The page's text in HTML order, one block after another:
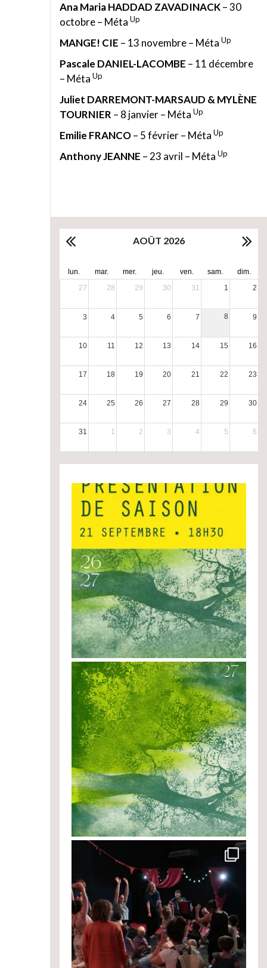
Ana Maria HADDAD ZAVADINACK– 30
octobre – Méta Up
MANGE! CIE – 13 novembre – Méta Up
Pascale DANIEL-LACOMBE – 11 décembre
– Méta Up
Juliet DARREMONT-MARSAUD & MYLÈNE
TOURNIER – 8 janvier – Méta Up
Emilie FRANCO– 5 février – Méta Up
Anthony JEANNE – 23 avril – Méta Up
AOÛT 2026
lun. mar. mer. jeu. ven. sam.
dim.
27
28 29 30 31 1 2
3 4 5 6 7 8 9
10 11 12 13 14 15 16
17 18 19 20 21 22 23
24 25 26 27 28 29 30
31 1 2 3 4 5 6